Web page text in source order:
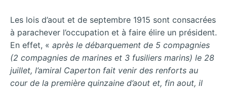
Les lois d’aout et de septembre 1915 sont consacrées
à parachever l’occupation et à faire élire un président.
En effet, « après le débarquement de 5 compagnies
(2 compagnies de marines et 3 fusiliers marins) le 28
juillet, l’amiral Caperton fait venir des renforts au
cour de la première quinzaine d’aout et, fin aout, il